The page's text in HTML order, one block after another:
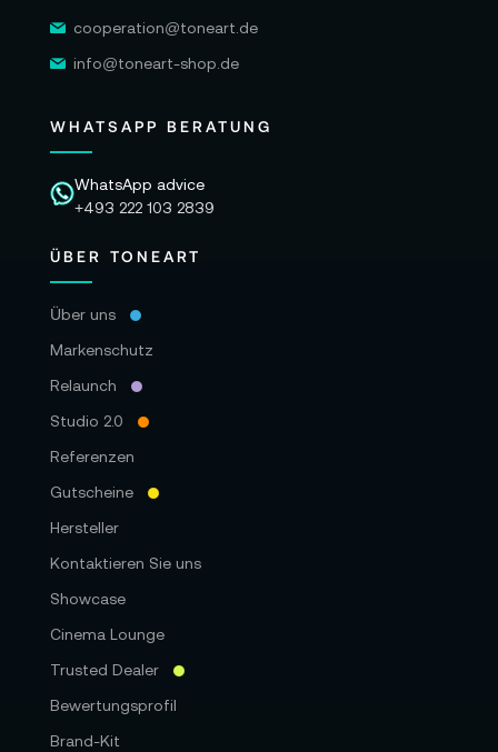
cooperation@toneart.de
info@toneart-shop.de
WHATSAPP BERATUNG
WhatsApp advice
+493 222 103 2839
ÜBER TONEART
Über uns
Markenschutz
Relaunch
Studio 2.0
Referenzen
Gutscheine
Hersteller
Kontaktieren Sie uns
Showcase
Cinema Lounge
Trusted Dealer
Bewertungsprofil
Brand-Kit